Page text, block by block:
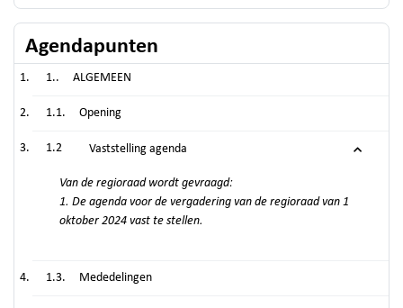
Agendapunten
1.. ALGEMEEN
1.1. Opening
1.2 Vaststelling agenda
Van de regioraad wordt gevraagd:
1. De agenda voor de vergadering van de regioraad van 1
oktober 2024 vast te stellen.
1.3. Mededelingen